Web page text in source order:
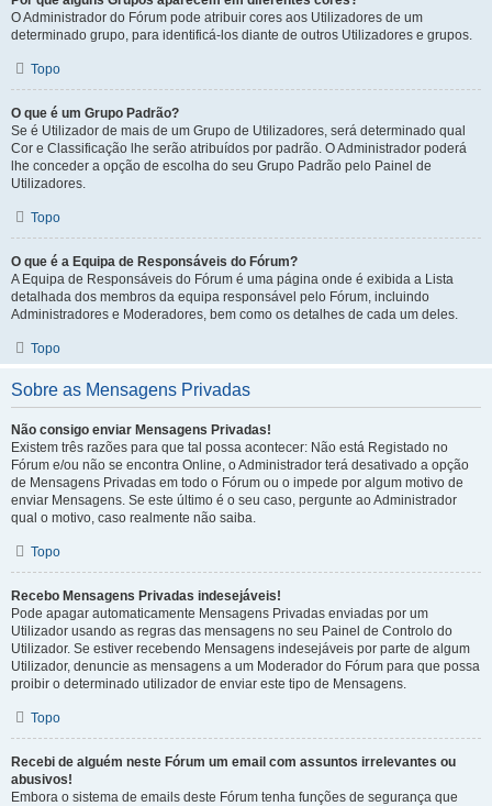
O Administrador do Fórum pode atribuir cores aos Utilizadores de um
determinado grupo, para identificá-los diante de outros Utilizadores e grupos.
Topo
O que é um Grupo Padrão?
Se é Utilizador de mais de um Grupo de Utilizadores, será determinado qual
Cor e Classificação lhe serão atribuídos por padrão. O Administrador poderá
lhe conceder a opção de escolha do seu Grupo Padrão pelo Painel de
Utilizadores.
Topo
O que é a Equipa de Responsáveis do Fórum?
A Equipa de Responsáveis do Fórum é uma página onde é exibida a Lista
detalhada dos membros da equipa responsável pelo Fórum, incluindo
Administradores e Moderadores, bem como os detalhes de cada um deles.
Topo
Sobre as Mensagens Privadas
Não consigo enviar Mensagens Privadas!
Existem três razões para que tal possa acontecer: Não está Registado no
Fórum e/ou não se encontra Online, o Administrador terá desativado a opção
de Mensagens Privadas em todo o Fórum ou o impede por algum motivo de
enviar Mensagens. Se este último é o seu caso, pergunte ao Administrador
qual o motivo, caso realmente não saiba.
Topo
Recebo Mensagens Privadas indesejáveis!
Pode apagar automaticamente Mensagens Privadas enviadas por um
Utilizador usando as regras das mensagens no seu Painel de Controlo do
Utilizador. Se estiver recebendo Mensagens indesejáveis por parte de algum
Utilizador, denuncie as mensagens a um Moderador do Fórum para que possa
proibir o determinado utilizador de enviar este tipo de Mensagens.
Topo
Recebi de alguém neste Fórum um email com assuntos irrelevantes ou
abusivos!
Embora o sistema de emails deste Fórum tenha funções de segurança que